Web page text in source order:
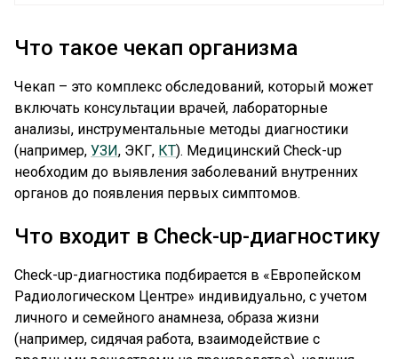
Что такое чекап организма
Чекап – это комплекс обследований, который может
включать консультации врачей, лабораторные
анализы, инструментальные методы диагностики
(например, УЗИ, ЭКГ, КТ). Медицинский Check-up
необходим до выявления заболеваний внутренних
органов до появления первых симптомов.
Что входит в Check-up-диагностику
Check-up-диагностика подбирается в «Европейском
Радиологическом Центре» индивидуально, с учетом
личного и семейного анамнеза, образа жизни
(например, сидячая работа, взаимодействие с